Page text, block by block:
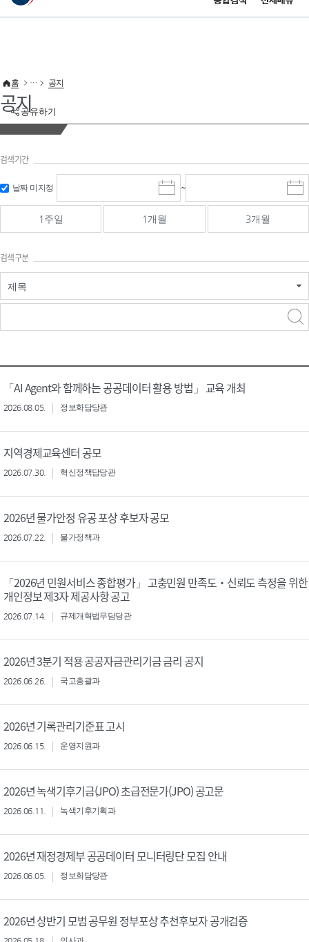
이 누리집은 대한민국 공식 전자정부 누리집입니다.
공유하기
홈 공지
공지
검색기간
날짜 미지정
시
작
일
선
~
종
료
선
1주일 1개월 3개월
검색구분
제목
「AI Agent와 함께하는 공공데이터 활용 방법」 교육 개최
2026.08.05. 정보화담당관
지역경제교육센터 공모
2026.07.30. 혁신정책담당관
2026년 물가안정 유공 포상 후보자 공모
2026.07.22. 물가정책과
「2026년 민원서비스 종합평가」 고충민원 만족도‧신뢰도 측정을 위한
개인정보 제3자 제공사항 공고
2026.07.14. 규제개혁법무담당관
2026년 3분기 적용 공공자금관리기금 금리 공지
2026.06.26. 국고총괄과
2026년 기록관리기준표 고시
2026.06.15. 운영지원과
2026년 녹색기후기금(JPO) 초급전문가(JPO) 공고문
2026.06.11. 녹색기후기획과
2026년 재정경제부 공공데이터 모니터링단 모집 안내
2026.06.05. 정보화담당관
2026년 상반기 모범 공무원 정부포상 추천후보자 공개검증